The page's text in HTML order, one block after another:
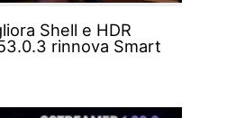
Shell e HDR
rinnova Smart